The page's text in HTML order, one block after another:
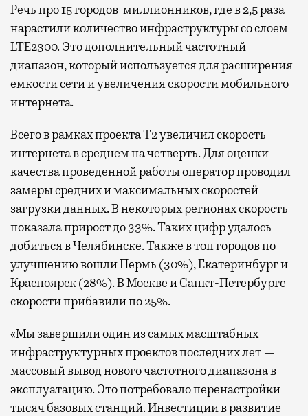
Речь про 15 городов-миллионников, где в 2,5 раза
нарастили количество инфраструктуры со слоем
LTE2300. Это дополнительный частотный
диапазон, который используется для расширения
емкости сети и увеличения скорости мобильного
интернета.
Всего в рамках проекта Т2 увеличил скорость
интернета в среднем на четверть. Для оценки
качества проведенной работы оператор проводил
замеры средних и максимальных скоростей
загрузки данных. В некоторых регионах скорость
показала прирост до 33%. Таких цифр удалось
добиться в Челябинске. Также в топ городов по
улучшению вошли Пермь (30%), Екатеринбург и
Красноярск (28%). В Москве и Санкт-Петербурге
скорости прибавили по 25%.
«Мы завершили один из самых масштабных
инфраструктурных проектов последних лет —
массовый вывод нового частотного диапазона в
эксплуатацию. Это потребовало перенастройки
тысяч базовых станций. Инвестиции в развитие